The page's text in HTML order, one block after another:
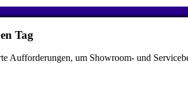
Tag
Aufforderungen, um Showroom- und